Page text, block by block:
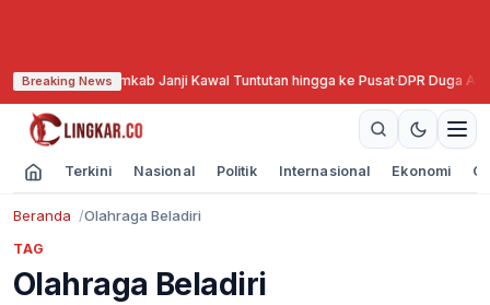
Breaking News
Aksi, Pemkab Janji Kawal Tuntutan hingga ke Pusat·DPR Duga Ada
Terkini Nasional Politik Internasional Ekonomi
Beranda Olahraga Beladiri
TAG
Olahraga Beladiri